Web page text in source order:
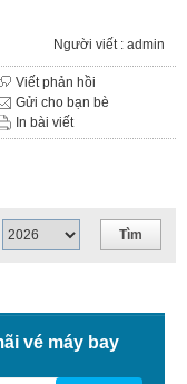
Người viết : admin
Viết phản hồi
Gửi cho bạn bè
In bài viết
vé máy bay